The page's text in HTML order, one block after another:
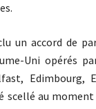
un accord de
Uni opérés
Edimbourg,
scellé au moment